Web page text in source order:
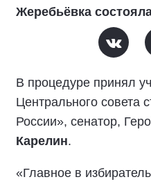
Жеребьёвка
В процедуре принял
Центрального совета
России», сенатор,
Карелин.
«Главное в